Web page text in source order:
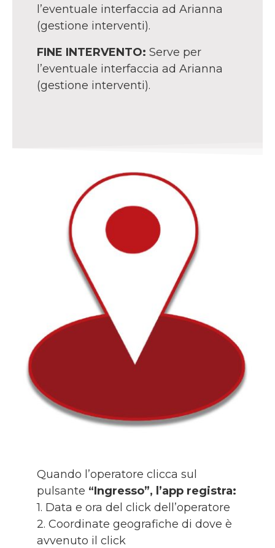
l’eventuale interfaccia ad Arianna
(gestione interventi).
FINE INTERVENTO: Serve per
l’eventuale interfaccia ad Arianna
(gestione interventi).
Quando l’operatore clicca sul
pulsante “Ingresso”, l’app registra:
1. Data e ora del click dell’operatore
2. Coordinate geografiche di dove è
avvenuto il click